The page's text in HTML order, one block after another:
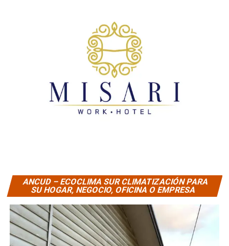
ANCUD – ECOCLIMA SUR CLIMATIZACIÓN PARA
SU HOGAR, NEGOCIO, OFICINA O EMPRESA